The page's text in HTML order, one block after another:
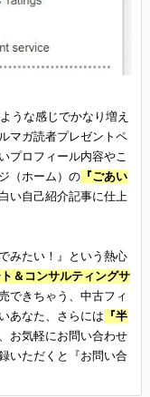
うな感じでかなり増え
マガ読者プレゼントペ
プロフィール内容やこ
（ホーム）の『ごあい
い自己紹介記事に仕上
みたい！』という熱心
＆コンサルティングサ
できちゃう、中古フィ
あなた、さらには 『半
お気軽にお問い合わせ
いただくと『お問い合